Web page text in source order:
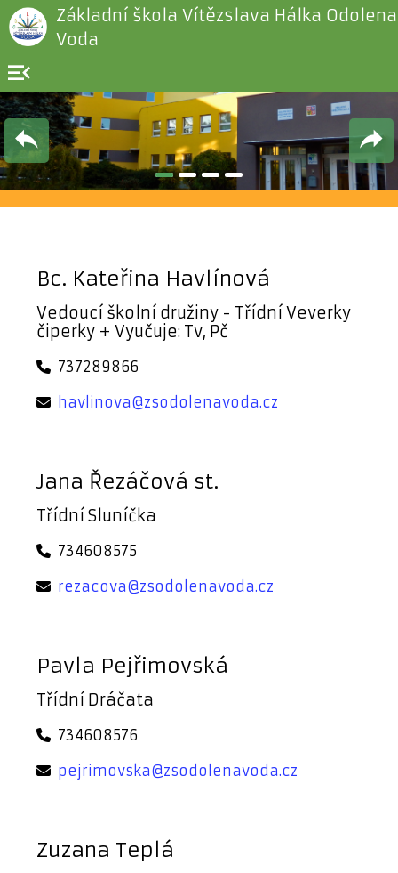
Základní škola Vítězslava Hálka Odolena
Voda
menu_open
Bc. Kateřina Havlínová
Vedoucí školní družiny - Třídní Veverky
čiperky + Vyučuje: Tv, Pč
737289866
havlinova@zsodolenavoda.cz
Jana Řezáčová st.
Třídní Sluníčka
734608575
rezacova@zsodolenavoda.cz
Pavla Pejřimovská
Třídní Dráčata
734608576
pejrimovska@zsodolenavoda.cz
Zuzana Teplá